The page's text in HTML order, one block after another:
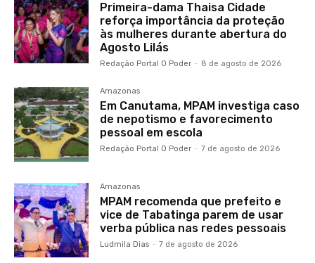
Primeira-dama Thaisa Cidade
reforça importância da proteção
às mulheres durante abertura do
Agosto Lilás
Redação Portal O Poder - 8 de agosto de 2026
Amazonas
Em Canutama, MPAM investiga caso
de nepotismo e favorecimento
pessoal em escola
Redação Portal O Poder - 7 de agosto de 2026
Amazonas
MPAM recomenda que prefeito e
vice de Tabatinga parem de usar
verba pública nas redes pessoais
Ludmila Dias - 7 de agosto de 2026